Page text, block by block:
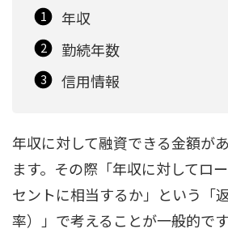
年収
勤続年数
信用情報
年収に対して融資できる金額が
ます。その際「年収に対してロ
セントに相当するか」という「
率）」で考えることが一般的です